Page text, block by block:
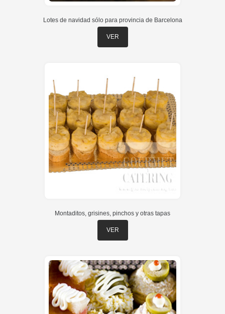
Lotes de navidad sólo para provincia de Barcelona
VER
Montaditos, grisines, pinchos y otras tapas
VER